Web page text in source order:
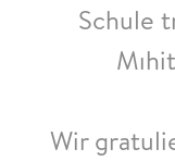
Schule
Wir